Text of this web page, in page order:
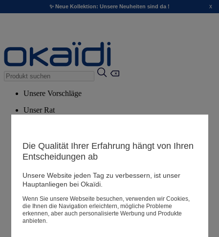
✨ Neue Kollektion: Unsere Neuheiten sind da ! x
Unsere Vorschläge
Unser Rat
Meine Informationen
Ihre Bestellungen
Warenkorb
Die Qualität Ihrer Erfahrung hängt von Ihren
Entscheidungen ab
Unsere Website jeden Tag zu verbessern, ist unser
Hauptanliegen bei Okaïdi.
Wenn Sie unsere Webseite besuchen, verwenden wir Cookies,
die Ihnen die Navigation erleichtern, mögliche Probleme
erkennen, aber auch personalisierte Werbung und Produkte
anbieten.